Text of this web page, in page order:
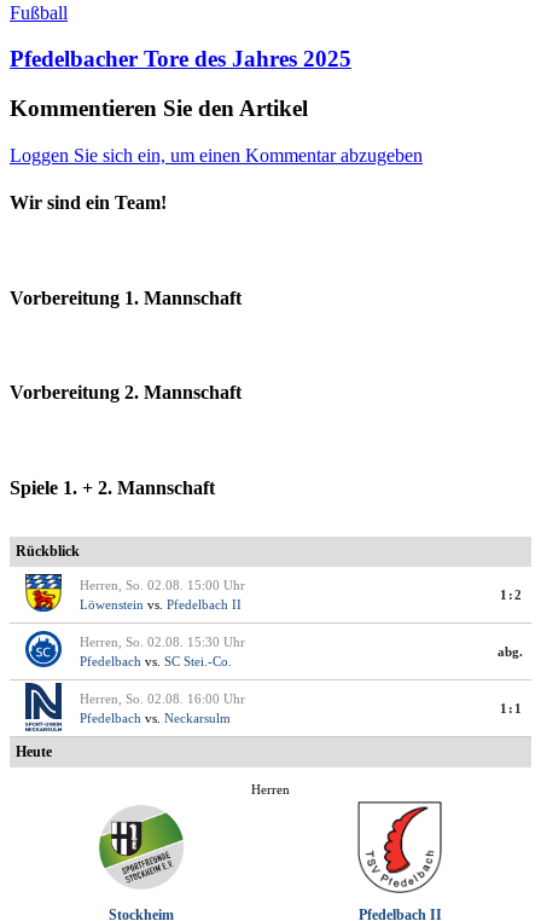
Fußball
Pfedelbacher Tore des Jahres 2025
Kommentieren Sie den Artikel
Loggen Sie sich ein, um einen Kommentar abzugeben
Wir sind ein Team!
Vorbereitung 1. Mannschaft
Vorbereitung 2. Mannschaft
Spiele 1. + 2. Mannschaft
Rückblick
Herren, So. 02.08. 15:00 Uhr
Löwenstein vs. Pfedelbach II
1:2
Herren, So. 02.08. 15:30 Uhr
Pfedelbach vs. SC Stei.-Co.
abg.
Herren, So. 02.08. 16:00 Uhr
Pfedelbach vs. Neckarsulm
1:1
Heute
Herren
Stockheim Pfedelbach II